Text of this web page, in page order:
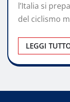
l’Italia si
del ciclismo
LEGGI